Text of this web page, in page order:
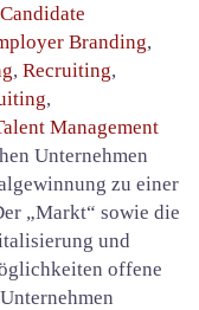
Candidate
Branding,
, Recruiting,
,
Management
Unternehmen
zu einer
„Markt“ sowie die
und
offene